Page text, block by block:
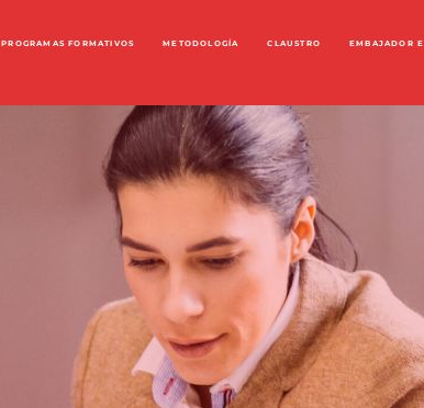
PROGRAMAS FORMATIVOS METODOLOGÍA CLAUSTRO EMBAJADOR